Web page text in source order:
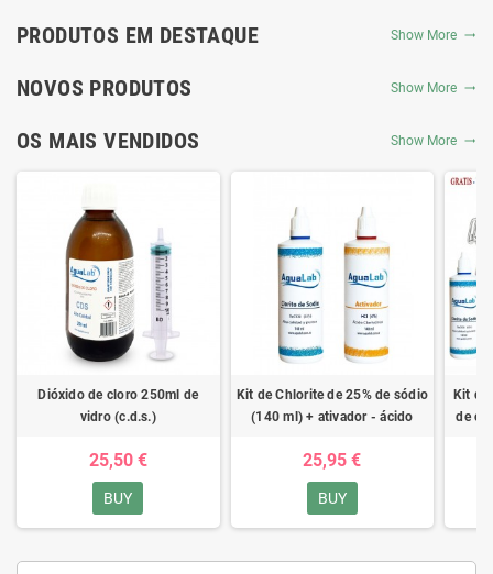
PRODUTOS EM DESTAQUE Show More
NOVOS PRODUTOS Show More
OS MAIS VENDIDOS Show More
Dióxido de cloro 250ml de
vidro (c.d.s.)
25,50 €
BUY
Kit de Chlorite de 25% de sódio
(140 ml) + ativador - ácido
25,95 €
BUY
Kit de
de